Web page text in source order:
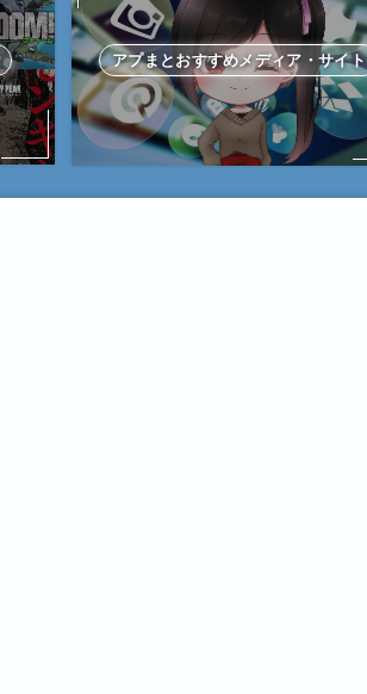
アプまとおすすめメディア・サイト